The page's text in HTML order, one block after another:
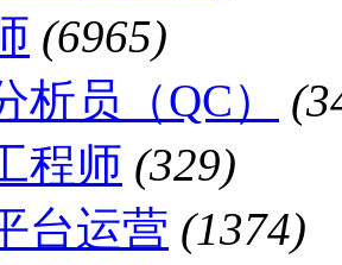
(6965)
析员（QC）
程师 (329)
台运营 (1374)